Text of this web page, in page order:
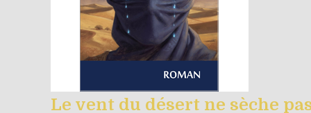
Le vent du désert ne sèche